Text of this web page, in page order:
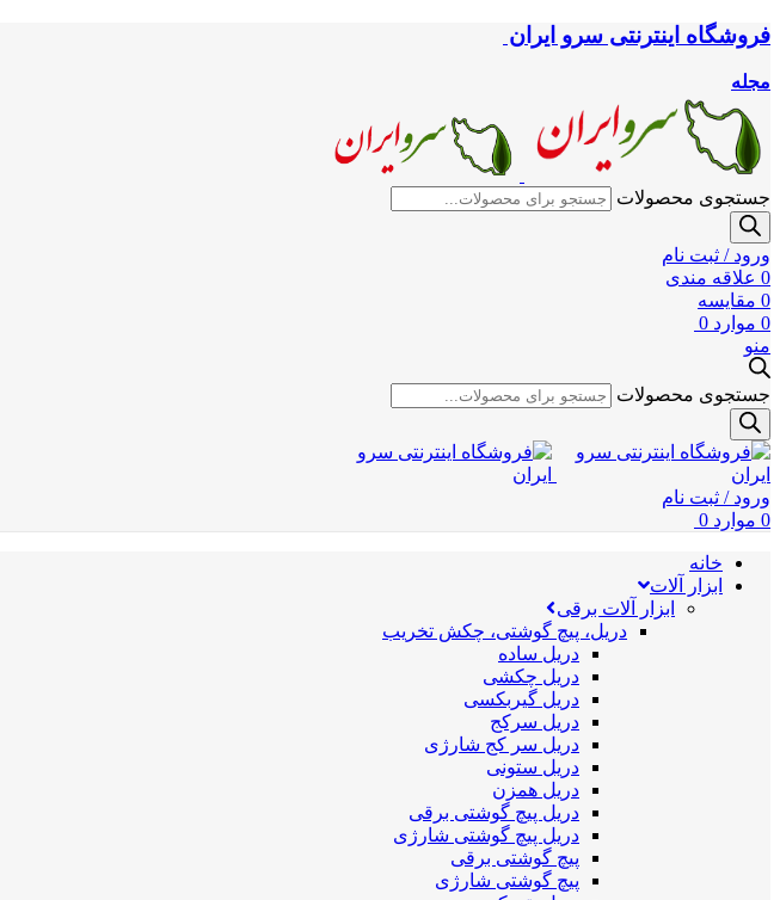
فروشگاه اینترنتی سرو ایران
مجله
جستجوی محصولات
ورود / ثبت نام
0 علاقه مندی
0 مقایسه
0 موارد 0
منو
جستجوی محصولات
ورود / ثبت نام
0 موارد 0
خانه
ابزار آلات
ابزار آلات برقی
دریل، پیچ گوشتی، چکش تخریب
دریل ساده
دریل چکشی
دریل گیربکسی
دریل سرکج
دریل سر کج شارژی
دریل ستونی
دریل همزن
دریل پیچ گوشتی برقی
دریل پیچ گوشتی شارژی
پیچ گوشتی برقی
پیچ گوشتی شارژی